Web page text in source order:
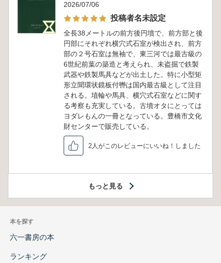
2026/07/06
投稿者名未設定
全長38メートルの前方後円墳で、前方部と後
円部にそれぞれ横穴式石室が検出され、前方
部の２号石室は無袖で、東三河では最古級の
6世紀前葉の築造と考えられ、未盗掘で鉄製
武器や鉄製馬具などが出土した。特に小型矩
形立聞環状鏡板付轡は国内最古級として注目
される。埴輪や馬具、横穴式石室などに関す
る考察も充実している。古墳オタにとっては
ヨダレもんの一冊となっている。豊橋市文化
財センターで販売している。
2人がこのレビューにいいね！しました
もっと見る
本を探す
六一書房の本
ランキング